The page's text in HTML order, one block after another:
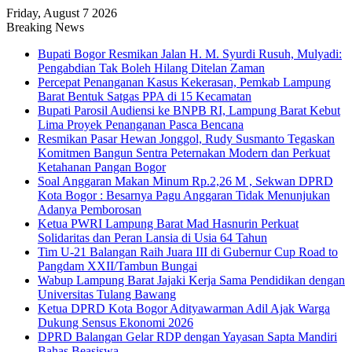
Friday, August 7 2026
Breaking News
Bupati Bogor Resmikan Jalan H. M. Syurdi Rusuh, Mulyadi:
Pengabdian Tak Boleh Hilang Ditelan Zaman
Percepat Penanganan Kasus Kekerasan, Pemkab Lampung
Barat Bentuk Satgas PPA di 15 Kecamatan
Bupati Parosil Audiensi ke BNPB RI, Lampung Barat Kebut
Lima Proyek Penanganan Pasca Bencana
Resmikan Pasar Hewan Jonggol, Rudy Susmanto Tegaskan
Komitmen Bangun Sentra Peternakan Modern dan Perkuat
Ketahanan Pangan Bogor
Soal Anggaran Makan Minum Rp.2,26 M , Sekwan DPRD
Kota Bogor : Besarnya Pagu Anggaran Tidak Menunjukan
Adanya Pemborosan
Ketua PWRI Lampung Barat Mad Hasnurin Perkuat
Solidaritas dan Peran Lansia di Usia 64 Tahun
Tim U-21 Balangan Raih Juara III di Gubernur Cup Road to
Pangdam XXII/Tambun Bungai
Wabup Lampung Barat Jajaki Kerja Sama Pendidikan dengan
Universitas Tulang Bawang
Ketua DPRD Kota Bogor Adityawarman Adil Ajak Warga
Dukung Sensus Ekonomi 2026
DPRD Balangan Gelar RDP dengan Yayasan Sapta Mandiri